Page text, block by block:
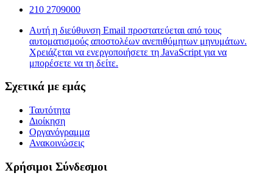
210 2709000
Αυτή η διεύθυνση Email προστατεύεται από τους
αυτοματισμούς αποστολέων ανεπιθύμητων μηνυμάτων.
Χρειάζεται να ενεργοποιήσετε τη JavaScript για να
μπορέσετε να τη δείτε.
Σχετικά με εμάς
Ταυτότητα
Διοίκηση
Οργανόγραμμα
Ανακοινώσεις
Χρήσιμοι Σύνδεσμοι